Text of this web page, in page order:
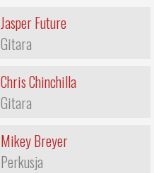
Jasper Future
Gitara
Chris Chinchilla
Gitara
Mikey Breyer
Perkusja